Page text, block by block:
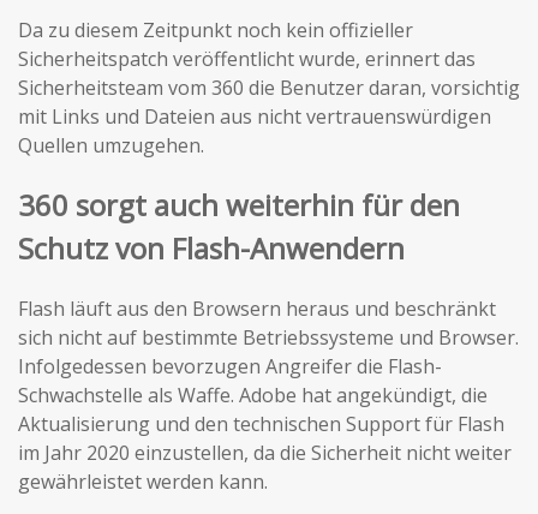
Da zu diesem Zeitpunkt noch kein offizieller
Sicherheitspatch veröffentlicht wurde, erinnert das
Sicherheitsteam vom 360 die Benutzer daran, vorsichtig
mit Links und Dateien aus nicht vertrauenswürdigen
Quellen umzugehen.
360 sorgt auch weiterhin für den
Schutz von Flash-Anwendern
Flash läuft aus den Browsern heraus und beschränkt
sich nicht auf bestimmte Betriebssysteme und Browser.
Infolgedessen bevorzugen Angreifer die Flash-
Schwachstelle als Waffe. Adobe hat angekündigt, die
Aktualisierung und den technischen Support für Flash
im Jahr 2020 einzustellen, da die Sicherheit nicht weiter
gewährleistet werden kann.